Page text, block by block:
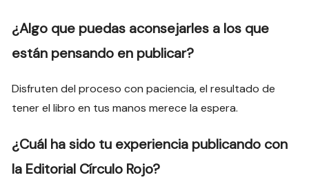
¿Algo que puedas aconsejarles a los que
están pensando en publicar?
Disfruten del proceso con paciencia, el resultado de
tener el libro en tus manos merece la espera.
¿Cuál ha sido tu experiencia publicando con
la Editorial Círculo Rojo?